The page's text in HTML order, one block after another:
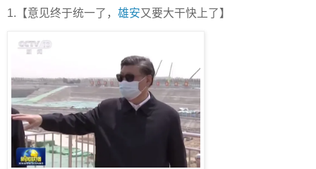
1.【意见终于统一了， 雄安又要大干快上了】